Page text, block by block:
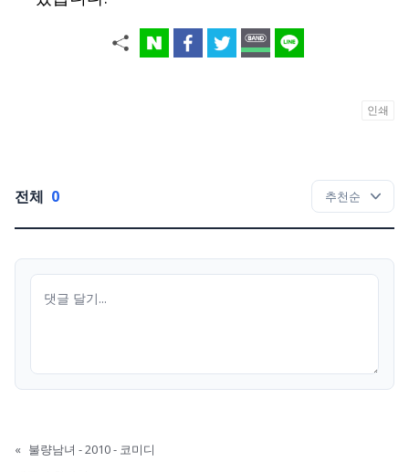
인쇄
전체 0
« 불량남녀 - 2010 - 코미디